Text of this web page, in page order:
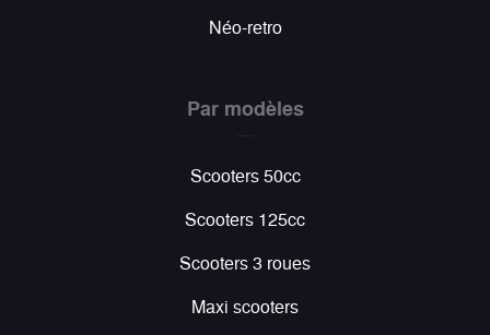
Néo-retro
Par modèles
Scooters 50cc
Scooters 125cc
Scooters 3 roues
Maxi scooters